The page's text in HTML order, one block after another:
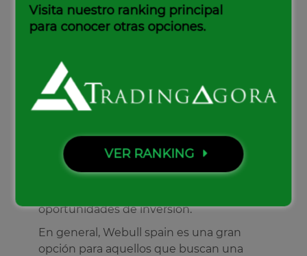
Visita nuestro ranking principal
para conocer otras opciones.
VER RANKING
Webull.
Por otra parte, la plataforma de Webull te
tus acciones y ETFs favoritos, para que
nunca se pierda una buena oportunidad
de inversión. Las alertas pueden
configurarse para que se envíen por
notificación push. Esta es una gran
manera de mantenerse al tanto del
mercado y asegurarte de que siempre
oportunidades de inversión.
En general, Webull spain es una gran
opción para aquellos que buscan una